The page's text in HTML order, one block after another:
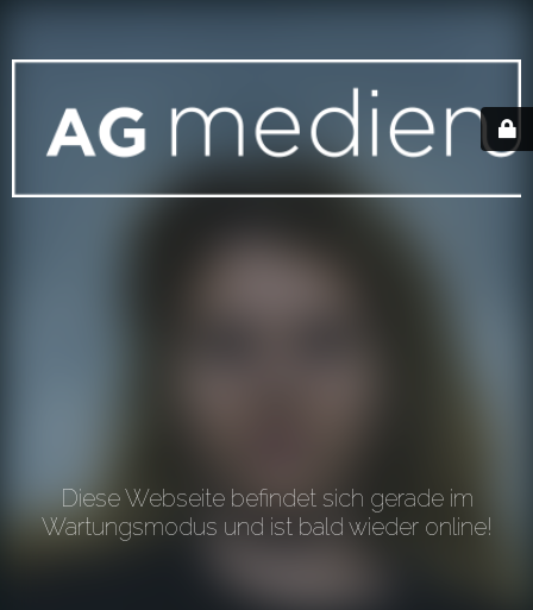
Diese Webseite befindet sich gerade im
Wartungsmodus und ist bald wieder online!